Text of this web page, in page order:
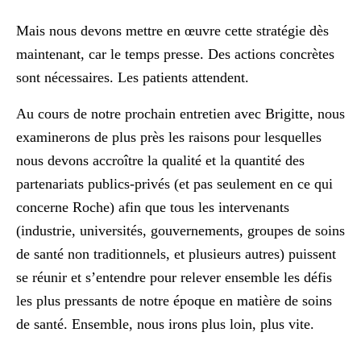
Mais nous devons mettre en œuvre cette stratégie dès
maintenant, car le temps presse. Des actions concrètes
sont nécessaires. Les patients attendent.
Au cours de notre prochain entretien avec Brigitte, nous
examinerons de plus près les raisons pour lesquelles
nous devons accroître la qualité et la quantité des
partenariats publics-privés (et pas seulement en ce qui
concerne Roche) afin que tous les intervenants
(industrie, universités, gouvernements, groupes de soins
de santé non traditionnels, et plusieurs autres) puissent
se réunir et s’entendre pour relever ensemble les défis
les plus pressants de notre époque en matière de soins
de santé. Ensemble, nous irons plus loin, plus vite.